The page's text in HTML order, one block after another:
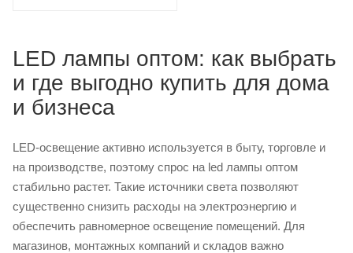
LED лампы оптом: как выбрать
и где выгодно купить для дома
и бизнеса
LED-освещение активно используется в быту, торговле и
на производстве, поэтому спрос на led лампы оптом
стабильно растет. Такие источники света позволяют
существенно снизить расходы на электроэнергию и
обеспечить равномерное освещение помещений. Для
магазинов, монтажных компаний и складов важно